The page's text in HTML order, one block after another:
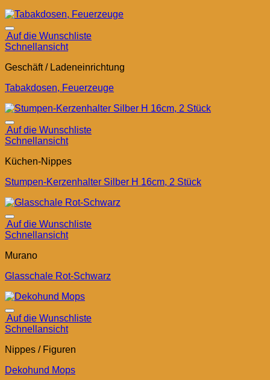
Auf die Wunschliste
Schnellansicht
Geschäft / Ladeneinrichtung
Tabakdosen, Feuerzeuge
Auf die Wunschliste
Schnellansicht
Küchen-Nippes
Stumpen-Kerzenhalter Silber H 16cm, 2 Stück
Auf die Wunschliste
Schnellansicht
Murano
Glasschale Rot-Schwarz
Auf die Wunschliste
Schnellansicht
Nippes / Figuren
Dekohund Mops